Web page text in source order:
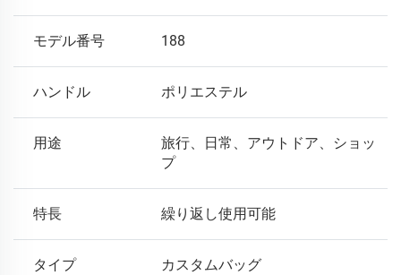
モデル番号 188
ハンドル ポリエステル
用途
旅行、日常、アウトドア、ショッ
プ
特長 繰り返し使用可能
タイプ カスタムバッグ